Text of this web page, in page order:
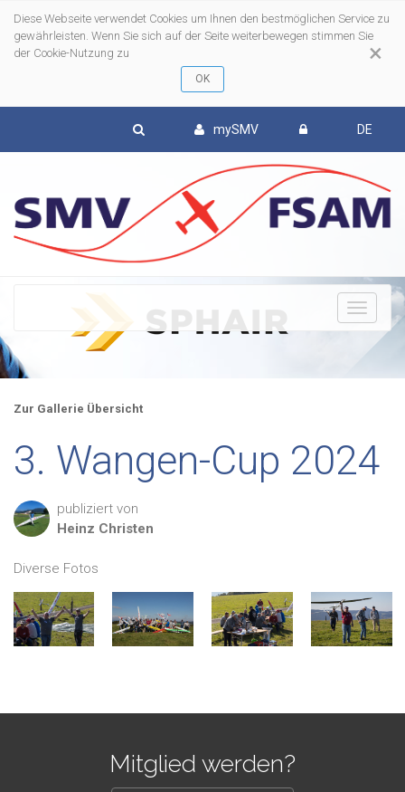
×
Diese Webseite verwendet Cookies um Ihnen den bestmöglichen Service zu
gewährleisten. Wenn Sie sich auf der Seite weiterbewegen stimmen Sie
der Cookie-Nutzung zu
mySMV DE
Zur Gallerie Übersicht
3. Wangen-Cup 2024
publiziert von
Heinz Christen
Diverse Fotos
Mitglied werden?